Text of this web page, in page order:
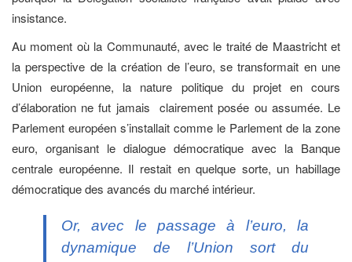
insistance.
Au moment où la Communauté, avec le traité de Maastricht et
la perspective de la création de l’euro, se transformait en une
Union européenne, la nature politique du projet en cours
d’élaboration ne fut jamais clairement posée ou assumée. Le
Parlement européen s’installait comme le Parlement de la zone
euro, organisant le dialogue démocratique avec la Banque
centrale européenne. Il restait en quelque sorte, un habillage
démocratique des avancés du marché intérieur.
Or, avec le passage à l’euro, la
dynamique de l’Union sort du